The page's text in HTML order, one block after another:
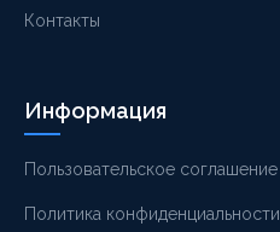
Контакты
Информация
Пользовательское соглашение
Политика конфиденциальности